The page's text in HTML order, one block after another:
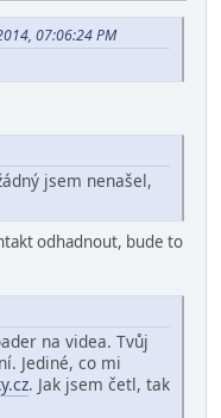
07:06:24 PM
jsem nenašel,
odhadnout, bude to
na videa. Tvůj
Jediné, co mi
. Jak jsem četl, tak